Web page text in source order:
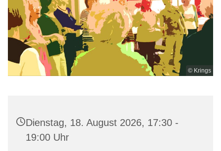
© Krings
Dienstag, 18. August 2026, 17:30 -
19:00 Uhr